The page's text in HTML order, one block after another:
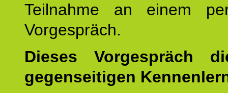
Teilnahme an einem
Vorgespräch.
Dieses Vorgespräch
gegenseitigen